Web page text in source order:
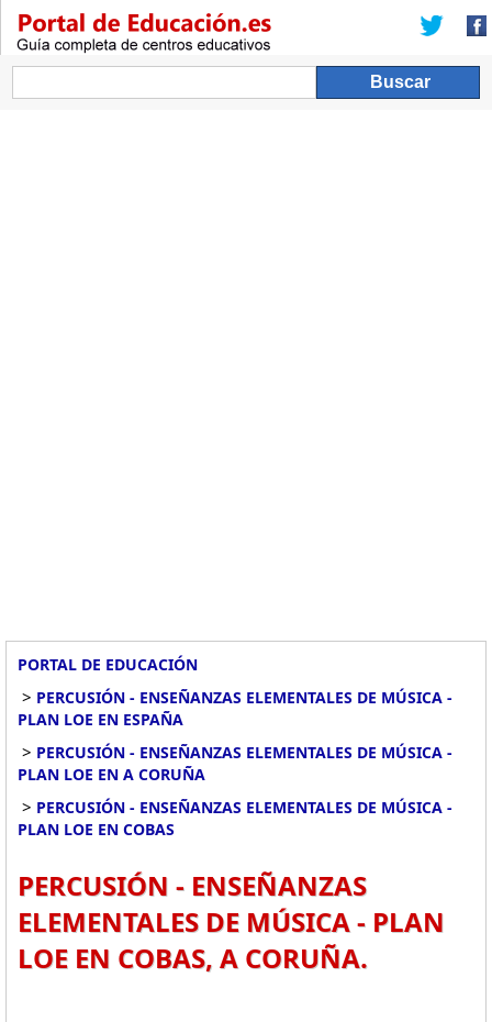
PORTAL DE EDUCACIÓN
> PERCUSIÓN - ENSEÑANZAS ELEMENTALES DE MÚSICA -
PLAN LOE EN ESPAÑA
> PERCUSIÓN - ENSEÑANZAS ELEMENTALES DE MÚSICA -
PLAN LOE EN A CORUÑA
> PERCUSIÓN - ENSEÑANZAS ELEMENTALES DE MÚSICA -
PLAN LOE EN COBAS
PERCUSIÓN - ENSEÑANZAS
ELEMENTALES DE MÚSICA - PLAN
LOE EN COBAS, A CORUÑA.